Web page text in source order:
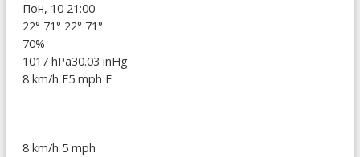
Пон, 10 21:00
22° 71° 22° 71°
70%
1017 hPa30.03 inHg
8 km/h E5 mph E
8 km/h 5 mph